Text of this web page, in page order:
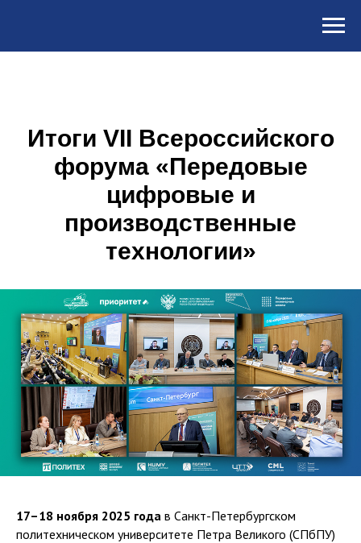
Итоги VII Всероссийского
форума «Передовые
цифровые и
производственные
технологии»
17–18 ноября 2025 года в Санкт-Петербургском
политехническом университете Петра Великого (СПбПУ)